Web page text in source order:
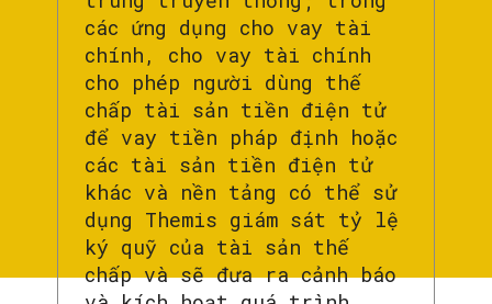
các ứng dụng cho vay tài
chính, cho vay tài chính
cho phép người dùng thế
chấp tài sản tiền điện tử
để vay tiền pháp định hoặc
các tài sản tiền điện tử
khác và nền tảng có thể sử
dụng Themis giám sát tỷ lệ
ký quỹ của tài sản thế
chấp và sẽ đưa ra cảnh báo